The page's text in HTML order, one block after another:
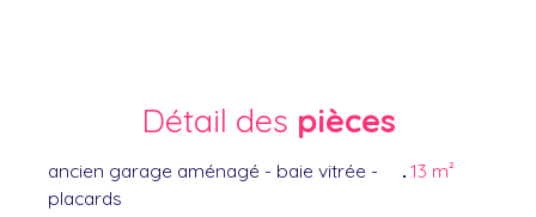
Détail des pièces
ancien garage aménagé - baie vitrée -
placards
13 m²